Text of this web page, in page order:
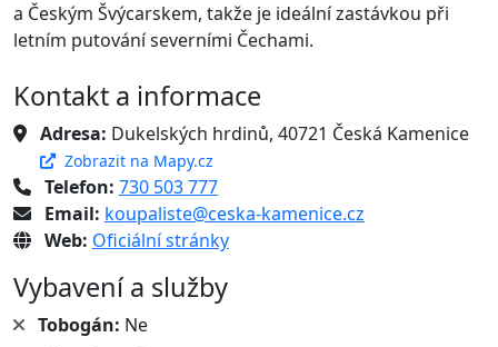
a Českým Švýcarskem, takže je ideální zastávkou při
letním putování severními Čechami.
Kontakt a informace
Adresa: Dukelských hrdinů, 40721 Česká Kamenice
Zobrazit na Mapy.cz
Telefon: 730 503 777
Email: koupaliste@ceska-kamenice.cz
Web: Oficiální stránky
Vybavení a služby
Tobogán: Ne